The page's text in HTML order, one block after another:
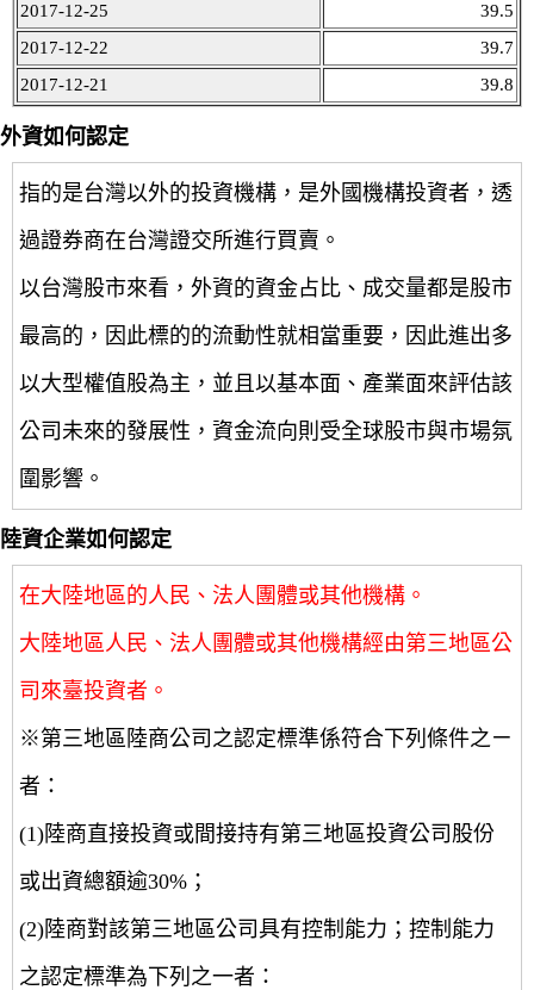
2017-12-25
39.5
2017-12-22
39.7
2017-12-21
39.8
外資如何認定
指的是台灣以外的投資機構，是外國機構投資者，透
過證券商在台灣證交所進行買賣。
以台灣股市來看，外資的資金占比、成交量都是股市
最高的，因此標的的流動性就相當重要，因此進出多
以大型權值股為主，並且以基本面、產業面來評估該
公司未來的發展性，資金流向則受全球股市與市場氛
圍影響。
陸資企業如何認定
在大陸地區的人民、法人團體或其他機構。
大陸地區人民、法人團體或其他機構經由第三地區公
司來臺投資者。
※第三地區陸商公司之認定標準係符合下列條件之ㄧ
者：
(1)陸商直接投資或間接持有第三地區投資公司股份
或出資總額逾30%；
(2)陸商對該第三地區公司具有控制能力；控制能力
之認定標準為下列之一者：